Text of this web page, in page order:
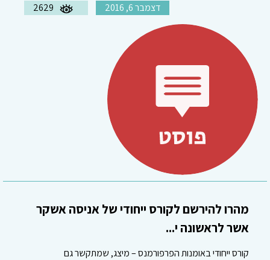
דצמבר 6, 2016 2629
מהרו להירשם לקורס ייחודי של אניסה אשקר
אשר לראשונה י...
קורס ייחודי באומנות הפרפורמנס – מיצג, שמתקשר גם